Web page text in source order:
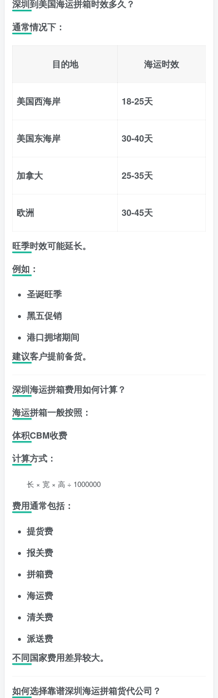
深圳到美国海运拼箱时效多久？
通常情况下：
目的地 海运时效
美国西海岸 18-25天
美国东海岸 30-40天
加拿大 25-35天
欧洲 30-45天
旺季时效可能延长。
例如：
圣诞旺季
黑五促销
港口拥堵期间
建议客户提前备货。
深圳海运拼箱费用如何计算？
海运拼箱一般按照：
体积CBM收费
计算方式：
长 × 宽 × 高 ÷ 1000000
费用通常包括：
提货费
报关费
拼箱费
海运费
清关费
派送费
不同国家费用差异较大。
如何选择靠谱深圳海运拼箱货代公司？